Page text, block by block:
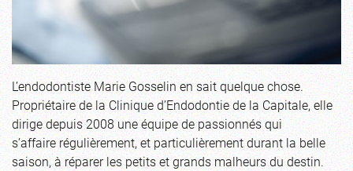
L’endodontiste Marie Gosselin en sait quelque chose.
Propriétaire de la Clinique d’Endodontie de la Capitale, elle
dirige depuis 2008 une équipe de passionnés qui
s’affaire régulièrement, et particulièrement durant la belle
saison, à réparer les petits et grands malheurs du destin.